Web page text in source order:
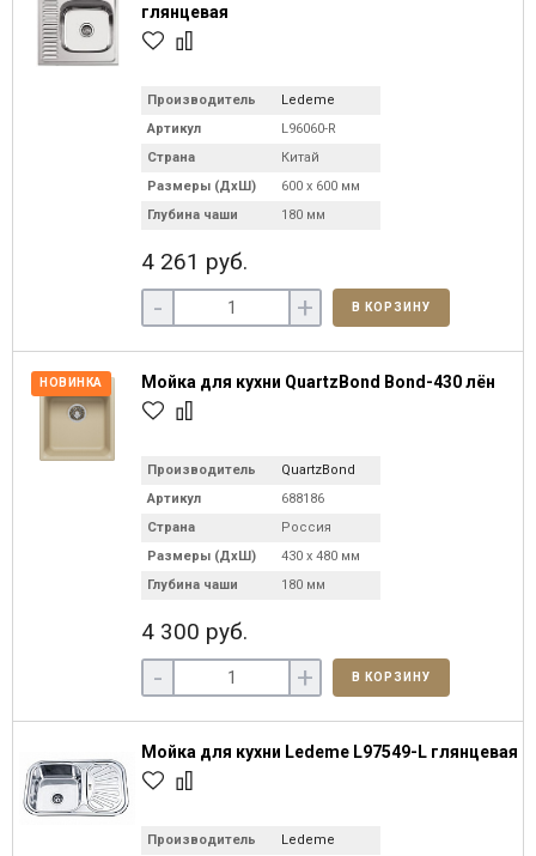
глянцевая
Производитель
Ledeme
Артикул
L96060-R
Страна
Китай
Размеры (ДхШ)
600 х 600 мм
Глубина чаши
180 мм
4 261 руб.
- + В КОРЗИНУ
НОВИНКА Мойка для кухни QuartzBond Bond-430 лён
Производитель
QuartzBond
Артикул
688186
Страна
Россия
Размеры (ДхШ)
430 х 480 мм
Глубина чаши
180 мм
4 300 руб.
- + В КОРЗИНУ
Мойка для кухни Ledeme L97549-L глянцевая
Производитель
Ledeme